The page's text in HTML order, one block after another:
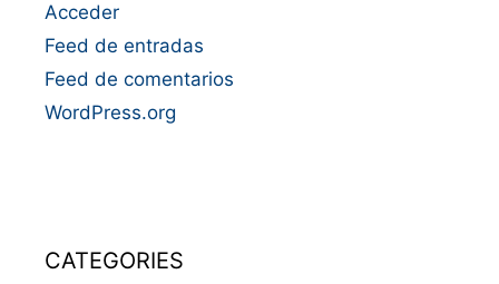
Acceder
Feed de entradas
Feed de comentarios
WordPress.org
CATEGORIES